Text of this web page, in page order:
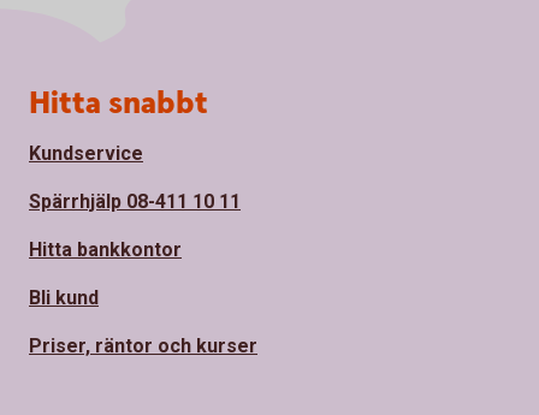
Sidfot
Hitta snabbt
Kundservice
Spärrhjälp 08-411 10 11
Hitta bankkontor
Bli kund
Priser, räntor och kurser